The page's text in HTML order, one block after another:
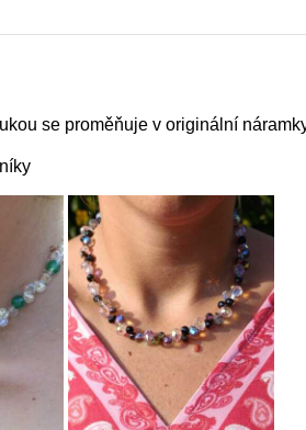
se proměňuje v originální